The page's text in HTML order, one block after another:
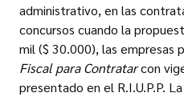
administrativo, en las
concursos cuando la
mil ($ 30.000), las empresas
Fiscal para Contratarcon
presentado en el R.I.U.P.P.